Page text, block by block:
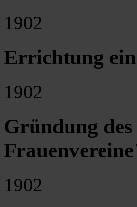
1902
Errichtung
1902
Gründung
1902